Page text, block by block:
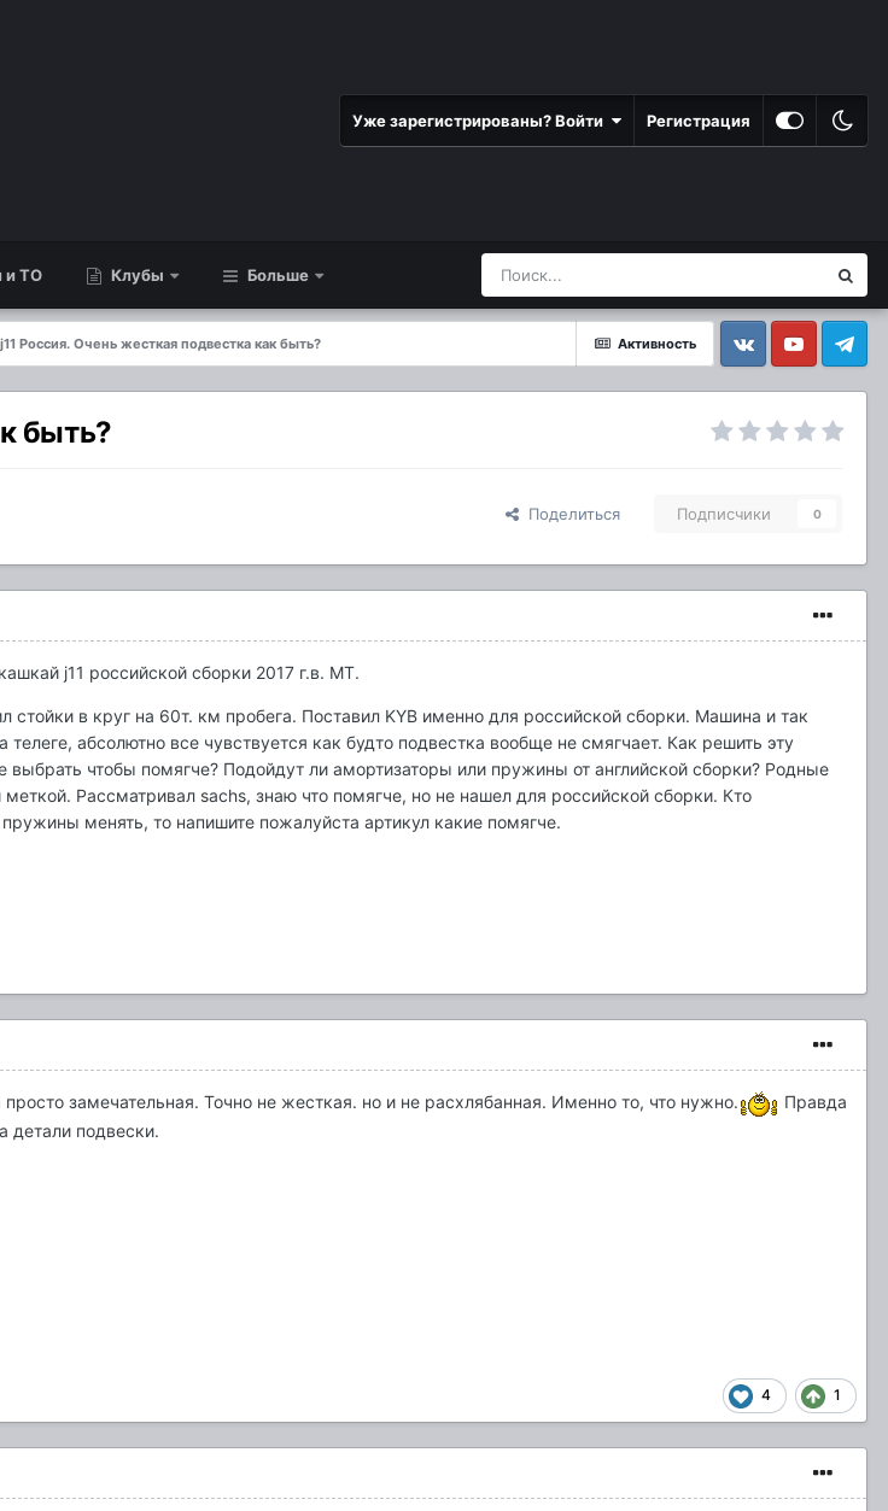
Уже зарегистрированы? Войти Регистрация
и ТО Клубы Больше
Активность
Россия. Очень жесткая подвестка как быть?
VkontakteYouTube Telegram
быть?
Поделиться Подписчики 0
j11 российской сборки 2017 г.в. МТ.
в круг на 60т. км пробега. Поставил KYB именно для российской сборки. Машина и так
телеге, абсолютно все чувствуется как будто подвестка вообще не смягчает. Как решить эту
чтобы помягче? Подойдут ли амортизаторы или пружины от английской сборки? Родные
Рассматривал sachs, знаю что помягче, но не нашел для российской сборки. Кто
менять, то напишите пожалуйста артикул какие помягче.
замечательная. Точно не жесткая. но и не расхлябанная. Именно то, что нужно.
Правда
детали подвески.
4 1